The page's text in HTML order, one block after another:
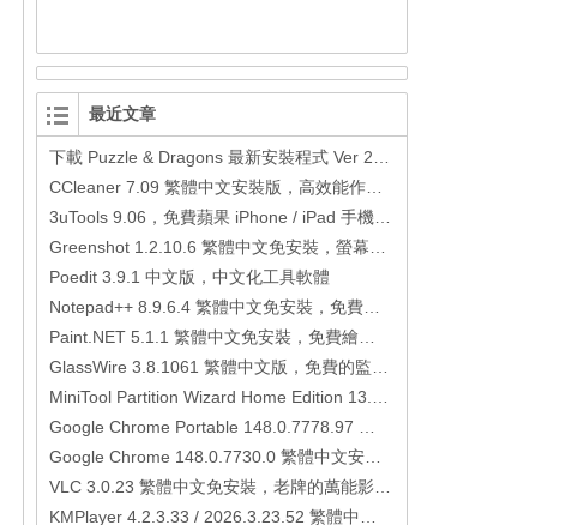
最近文章
Poedit 3.9.1 中文版，中文化工具軟體